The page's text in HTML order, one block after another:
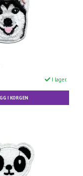
I lager.